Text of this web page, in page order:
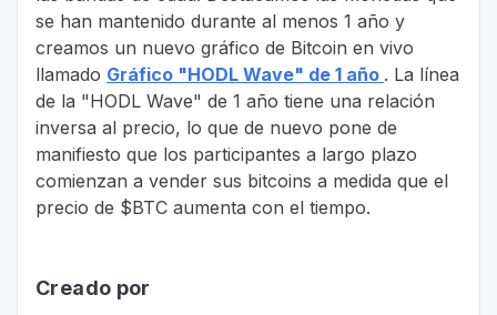
se han mantenido durante al menos 1 año y
creamos un nuevo gráfico de Bitcoin en vivo
llamado Gráfico "HODL Wave" de 1 año . La línea
de la "HODL Wave" de 1 año tiene una relación
inversa al precio, lo que de nuevo pone de
manifiesto que los participantes a largo plazo
comienzan a vender sus bitcoins a medida que el
precio de $BTC aumenta con el tiempo.
Creado por